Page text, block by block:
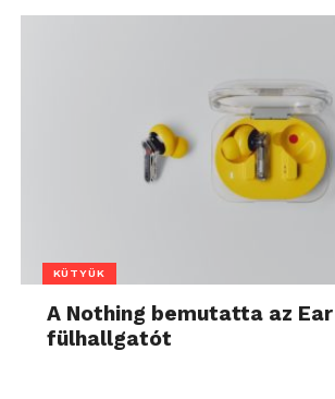
KÜTYÜK
A Nothing bemutatta az
fülhallgatót